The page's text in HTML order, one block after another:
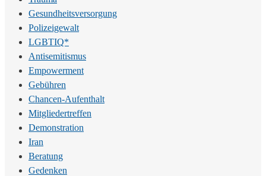
Gesundheitsversorgung
Polizeigewalt
LGBTIQ*
Antisemitismus
Empowerment
Gebühren
Chancen-Aufenthalt
Mitgliedertreffen
Demonstration
Iran
Beratung
Gedenken